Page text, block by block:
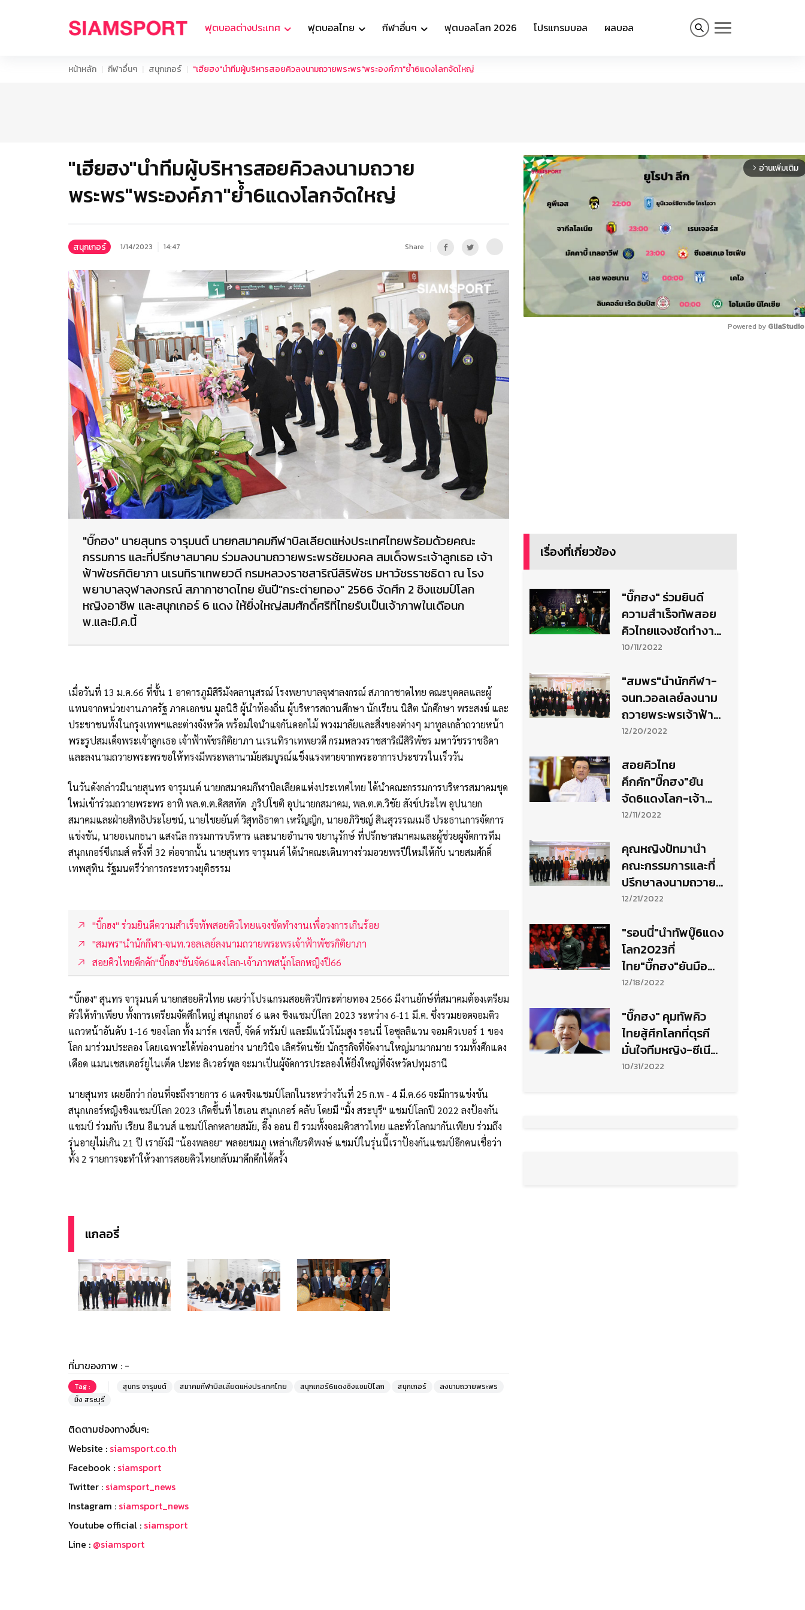
ฟุตบอลต่างประเทศ ฟุตบอลไทย กีฬาอื่นๆ ฟุตบอลโลก 2026 โปรแกรมบอล ผลบอล
หน้าหลัก กีฬาอื่นๆ สนุกเกอร์ "เฮียฮง"นำทีมผู้บริหารสอยคิวลงนามถวายพระพร"พระองค์ภา"ย้ำ6แดงโลกจัดใหญ่
"เฮียฮง"นำทีมผู้บริหารสอยคิวลงนามถวาย
พระพร"พระองค์ภา"ย้ำ6แดงโลกจัดใหญ่
สนุกเกอร์ 1/14/2023 14:47 Share
"บิ๊กฮง" นายสุนทร จารุมนต์ นายกสมาคมกีฬาบิลเลียดแห่งประเทศไทยพร้อมด้วยคณะ
กรรมการ และที่ปรึกษาสมาคม ร่วมลงนามถวายพระพรชัยมงคล สมเด็จพระเจ้าลูกเธอ เจ้า
ฟ้าพัชรกิติยาภา นเรนทิราเทพยวดี กรมหลวงราชสาริณีสิริพัชร มหาวัชรราชธิดา ณ โรง
พยาบาลจุฬาลงกรณ์ สภากาชาดไทย ยันปี"กระต่ายทอง" 2566 จัดศึก 2 ชิงแชมป์โลก
หญิงอาชีพ และสนุกเกอร์ 6 แดง ให้ยิ่งใหญ่สมศักดิ์ศรีที่ไทยรับเป็นเจ้าภาพในเดือนก
พ.และมี.ค.นี้
เมื่อวันที่ 13 ม.ค.66 ที่ชั้น 1 อาคารภูมิสิริมังคลานุสรณ์ โรงพยาบาลจุฬาลงกรณ์ สภากาชาดไทย คณะบุคคลและผู้
แทนจากหน่วยงานภาครัฐ ภาคเอกชน มูลนิธิ ผู้นำท้องถิ่น ผู้บริหารสถานศึกษา นักเรียน นิสิต นักศึกษา พระสงฆ์ และ
ประชาชนทั้งในกรุงเทพฯและต่างจังหวัด พร้อมใจนำแจกันดอกไม้ พวงมาลัยและสิ่งของต่างๆ มาทูลเกล้าถวายหน้า
พระรูปสมเด็จพระเจ้าลูกเธอ เจ้าฟ้าพัชรกิติยาภา นเรนทิราเทพยวดี กรมหลวงราชสาริณีสิริพัชร มหาวัชรราชธิดา
และลงนามถวายพระพรขอให้ทรงมีพระพลานามัยสมบูรณ์แข็งแรงหายจากพระอาการประชวรในเร็ววัน
ในวันดังกล่าวมีนายสุนทร จารุมนต์ นายกสมาคมกีฬาบิลเลียดแห่งประเทศไทย ได้นำคณะกรรมการบริหารสมาคมชุด
ใหม่เข้าร่วมถวายพระพร อาทิ พล.ต.ต.ดิสสทัต ภูริปโชติ อุปนายกสมาคม, พล.ต.ต.วิชัย สังข์ประไพ อุปนายก
สมาคมและฝ่ายสิทธิประโยชน์, นายไชยยันต์ วิสุทธิธาดา เหรัญญิก, นายอภิวิชญ์ สินสุวรรณเมธี ประธานการจัดการ
แข่งขัน, นายอเนกธนา แสงนิล กรรมการบริหาร และนายอำนาจ ชยานุรักษ์ ที่ปรึกษาสมาคมและผู้ช่วยผูจัดการทีม
สนุกเกอร์ซีเกมส์ ครั้งที่ 32 ต่อจากนั้น นายสุนทร จารุมนต์ ได้นำคณะเดินทางร่วมอวยพรปีใหม่ให้กับ นายสมศักดิ์
เทพสุทิน รัฐมนตรีว่าการกระทรวงยุติธรรม
"บิ๊กฮง" ร่วมยินดีความสำเร็จทัพสอยคิวไทยแจงชัดทำงานเพื่อวงการเกินร้อย
"สมพร"นำนักกีฬา-จนท.วอลเลย์ลงนามถวายพระพรเจ้าฟ้าพัชรกิติยาภา
สอยคิวไทยคึกคัก"บิ๊กฮง"ยันจัด6แดงโลก-เจ้าภาพสนุ้กโลกหญิงปี66
“บิ๊กฮง" สุนทร จารุมนต์ นายกสอยคิวไทย เผยว่าโปรแกรมสอยคิวปีกระต่ายทอง 2566 มีงานยักษ์ที่สมาคมต้องเตรียม
ตัวให้ทำเพียบ ทั้งการเตรียมจัดศึกใหญ่ สนุกเกอร์ 6 แดง ชิงแชมป์โลก 2023 ระหว่าง 6-11 มี.ค. ซึ่งรวมยอดจอมคิว
แถวหน้าอันดับ 1-16 ของโลก ทั้ง มาร์ค เซลบี้, จัดด์ ทรัมป์ และมีแน้วโน้มสูง รอนนี่ โอซุลลิแวน จอมคิวเบอร์ 1 ของ
โลก มาร่วมประลอง โดยเฉพาะได้พ่องานอย่าง นายวินิจ เลิศรัตนชัย นักธุรกิจที่จัดงานใหญ่มามากมาย รวมทั้งศึกแดง
เดือด แมนเชสเตอร์ยูไนเต็ด ปะทะ ลิเวอร์พูล จะมาเป็นผู้จัดการประลองให้ยิ่งใหญ่ที่จังหวัดปทุมธานี
นายสุนทร เผยอีกว่า ก่อนที่จะถึงรายการ 6 แดงชิงแชมป์โลกในระหว่างวันที่ 25 ก.พ - 4 มี.ค.66 จะมีการแข่งขัน
สนุกเกอร์หญิงชิงแชมป์โลก 2023 เกิดขึ้นที่ ไฮเอน สนุกเกอร์ คลับ โดยมี "มิ้ง สระบุรี" แชมป์โลกปี 2022 ลงป้องกัน
แชมป์ ร่วมกับ เรียน อีแวนส์ แชมป์โลกหลายสมัย, อึ๊ง ออน ยี รวมทั้งจอมคิวสาวไทย และทั่วโลกมากันเพียบ ร่วมถึง
รุ่นอายุไม่เกิน 21 ปี เรายังมี "น้องพลอย" พลอยชมภู เหล่าเกียรติพงษ์ แชมป์ในรุ่นนี้เราป้องกันแชมป์อีกคนเชื่อว่า
ทั้ง 2 รายการจะทำให้วงการสอยคิวไทยกลับมาคึกคึกได้ครั้ง
แกลอรี่
ที่มาของภาพ : -
Tag : สุนทร จารุมนต์ สมาคมกีฬาบิลเลียดแห่งประเทศไทย สนุกเกอร์6แดงชิงแชมป์โลก สนุกเกอร์
ลงนามถวายพระพร
มิ้ง สระบุรี
ติดตามช่องทางอื่นๆ:
Website : siamsport.co.th
Facebook : siamsport
Twitter : siamsport_news
Instagram : siamsport_news
Youtube official : siamsport
Line : @siamsport
arrow_forward_ios อ่านเพิ่มเติม
Powered by
เรื่องที่เกี่ยวข้อง
"บิ๊กฮง" ร่วมยินดี
ความสำเร็จทัพสอย
คิวไทยแจงชัดทำงาน
เพื่อวงการเกินร้อย
10/11/2022
"สมพร"นำนักกีฬา-
จนท.วอลเลย์ลงนาม
ถวายพระพรเจ้าฟ้า
พัชรกิติยาภา
12/20/2022
สอยคิวไทย
คึกคัก"บิ๊กฮง"ยัน
จัด6แดงโลก-เจ้า
ภาพสนุ้กโลกหญิง
12/11/2022
คุณหญิงปัทมานำ
คณะกรรมการและที่
ปรึกษาลงนามถวาย
พระพรเจ้าฟ้าพัชรกิติ
12/21/2022
"รอนนี่"นำทัพบู๊6แดง
โลก2023ที่
ไทย"บิ๊กฮง"ยันมือ
พระกาฬร่วมดวลคิว
12/18/2022
"บิ๊กฮง" คุมทัพคิว
ไทยสู้ศึกโลกที่ตุรกี
มั่นใจทีมหญิง-ซีเนียร
ชายมีลุ้นแชมป์
10/31/2022